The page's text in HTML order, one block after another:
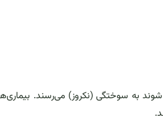
به سوختگی (نکروز) می‌رسند. بیماری‌ها